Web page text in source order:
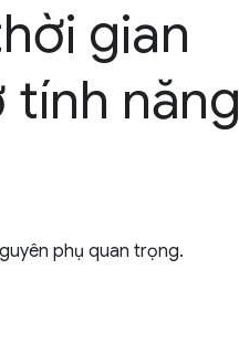
gian
tính năng
phụ quan trọng.